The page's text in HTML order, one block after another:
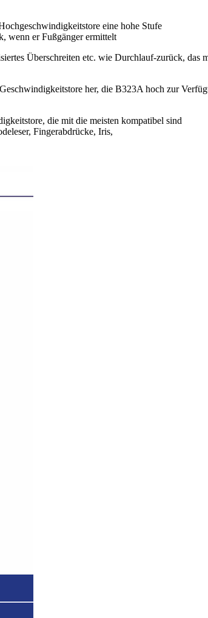
eine hohe Stufe
wenn er Fußgänger ermittelt
Überschreiten etc. wie Durchlauf-zurück, das
her, die B323A hoch zur
die mit die meisten kompatibel sind
Fingerabdrücke, Iris,